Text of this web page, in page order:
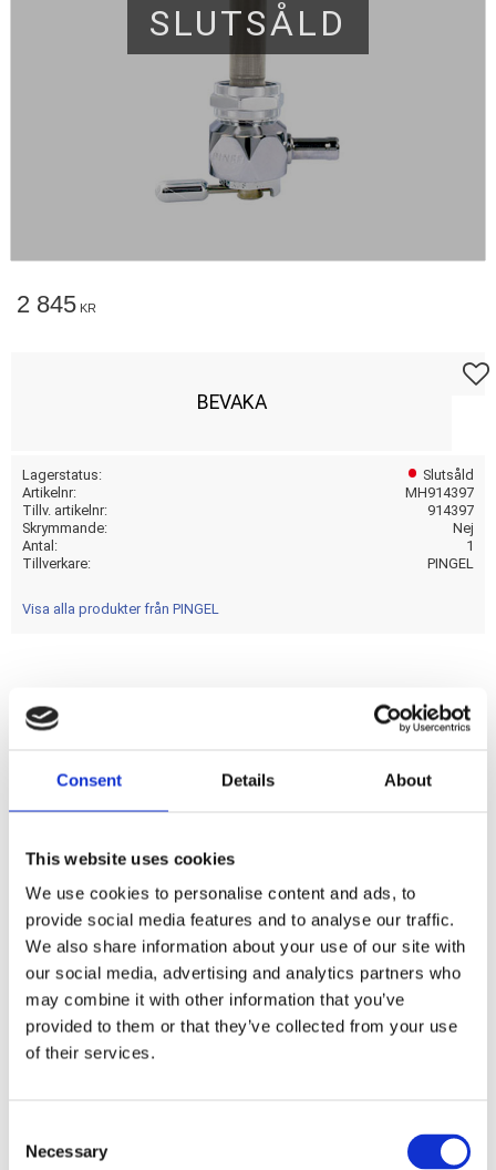
Consent Details About
This website uses cookies
We use cookies to personalise content and ads, to
provide social media features and to analyse our traffic.
We also share information about your use of our site with
our social media, advertising and analytics partners who
may combine it with other information that you’ve
provided to them or that they’ve collected from your use
of their services.
Necessary
SLUTSÅLD
2 845 KR
BEVAKA
Lagerstatus
Slutsåld
Artikelnr
MH914397
Tillv. artikelnr
914397
Skrymmande
Nej
Antal
1
Tillverkare
PINGEL
Visa alla produkter från PINGEL
22MM CHROME PLATED HOSE OUTLET FACING BACK; FOR
5/16 FUEL HOSE
a
c
e
b
o
o
k
Omdömen
Du
Bli den första att lämna ett omdöme.